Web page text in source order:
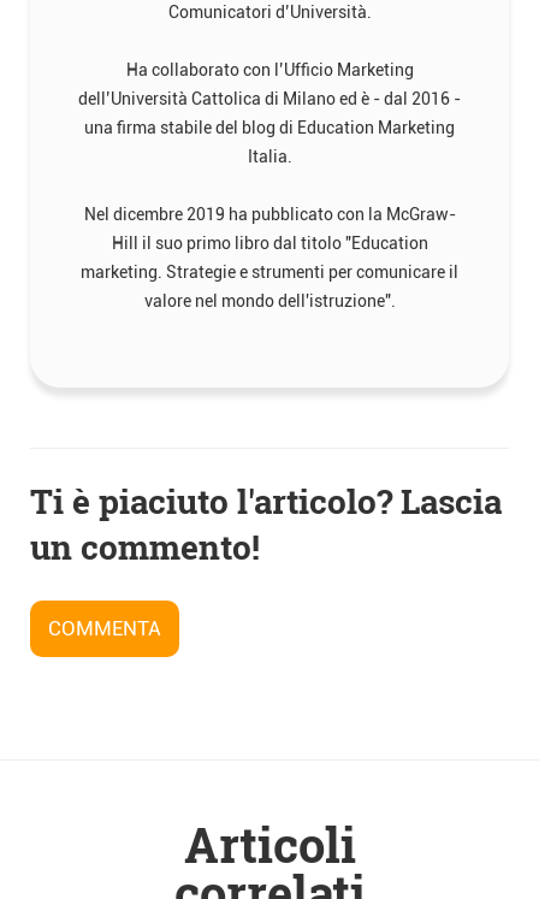
Comunicatori d’Università.
Ha collaborato con l’Ufficio Marketing
dell’Università Cattolica di Milano ed è - dal 2016 -
una firma stabile del blog di Education Marketing
Italia.
Nel dicembre 2019 ha pubblicato con la McGraw-
Hill il suo primo libro dal titolo "Education
marketing. Strategie e strumenti per comunicare il
valore nel mondo dell'istruzione".
Navigazione
articoli
Ti è piaciuto l'articolo? Lascia
un commento!
COMMENTA
Articoli